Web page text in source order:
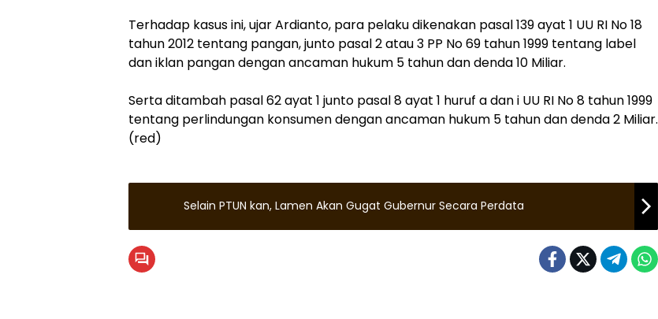
Terhadap kasus ini, ujar Ardianto, para pelaku dikenakan pasal 139 ayat 1 UU RI No 18
tahun 2012 tentang pangan, junto pasal 2 atau 3 PP No 69 tahun 1999 tentang label
dan iklan pangan dengan ancaman hukum 5 tahun dan denda 10 Miliar.
Serta ditambah pasal 62 ayat 1 junto pasal 8 ayat 1 huruf a dan i UU RI No 8 tahun 1999
tentang perlindungan konsumen dengan ancaman hukum 5 tahun dan denda 2 Miliar.
(red)
Selain PTUN kan, Lamen Akan Gugat Gubernur Secara Perdata